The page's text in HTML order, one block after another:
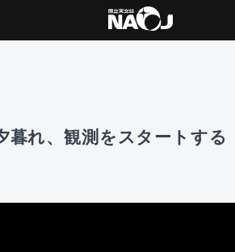
暮れ、観測をスタートする